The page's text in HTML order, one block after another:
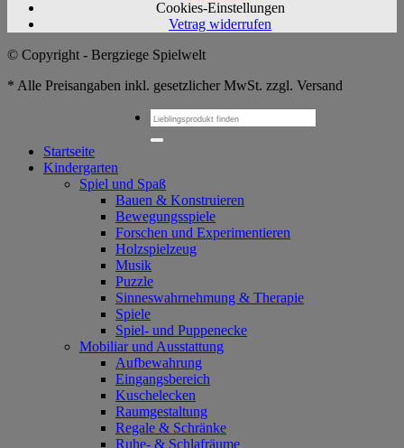
Cookies-Einstellungen
Vetrag widerrufen
© Copyright - Bergziege Spielwelt
* Alle Preisangaben inkl. gesetzlicher MwSt. zzgl. Versand
Suchen
Startseite
Kindergarten
Spiel und Spaß
Bauen & Konstruieren
Bewegungsspiele
Forschen und Experimentieren
Holzspielzeug
Musik
Puzzle
Sinneswahrnehmung & Therapie
Spiele
Spiel- und Puppenecke
Mobiliar und Ausstattung
Aufbewahrung
Eingangsbereich
Kuschelecken
Raumgestaltung
Regale & Schränke
Ruhe- & Schlafräume